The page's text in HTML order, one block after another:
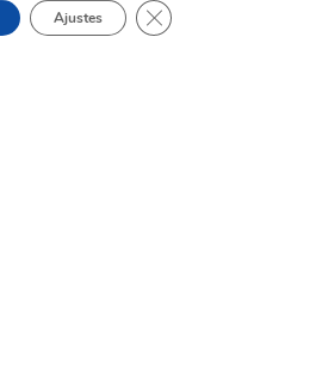
julio de 2026
Ajustes Cerrar el banner de